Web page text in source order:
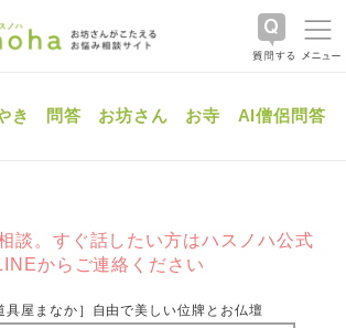
き 問答 お坊さん お寺 AI僧侶問答
談。すぐ話したい方はハスノハ公式
からご連絡ください
具屋まなか］自由で美しい位牌とお仏壇